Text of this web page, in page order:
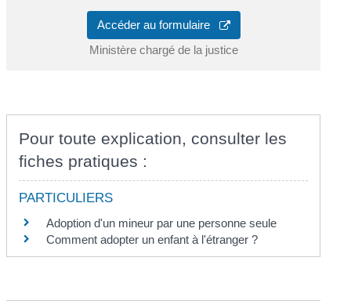
Accéder au formulaire
Ministère chargé de la justice
Pour toute explication, consulter les
fiches pratiques :
PARTICULIERS
Adoption d'un mineur par une personne seule
Comment adopter un enfant à l'étranger ?